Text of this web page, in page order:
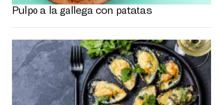
Pulpo a la gallega con patatas